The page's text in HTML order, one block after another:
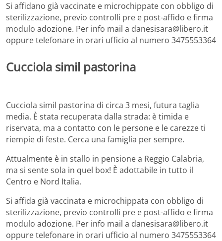
Si affidano già vaccinate e microchippate con obbligo di
sterilizzazione, previo controlli pre e post-affido e firma
modulo adozione. Per info mail a danesisara@libero.it
oppure telefonare in orari ufficio al numero 3475553364
Cucciola simil pastorina
Cucciola simil pastorina di circa 3 mesi, futura taglia
media. È stata recuperata dalla strada: è timida e
riservata, ma a contatto con le persone e le carezze ti
riempie di feste. Cerca una famiglia per sempre.
Attualmente è in stallo in pensione a Reggio Calabria,
ma si sente sola in quel box! È adottabile in tutto il
Centro e Nord Italia.
Si affida già vaccinata e microchippata con obbligo di
sterilizzazione, previo controlli pre e post-affido e firma
modulo adozione. Per info mail a danesisara@libero.it
oppure telefonare in orari ufficio al numero 3475553364